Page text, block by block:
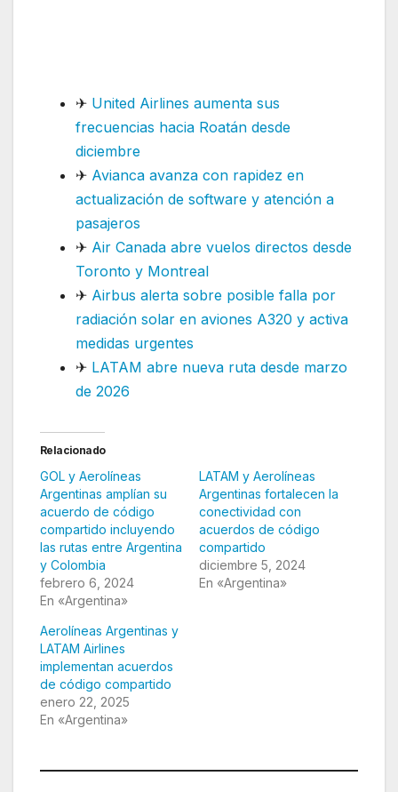
✈ United Airlines aumenta sus
frecuencias hacia Roatán desde
diciembre
✈ Avianca avanza con rapidez en
actualización de software y atención a
pasajeros
✈ Air Canada abre vuelos directos desde
Toronto y Montreal
✈ Airbus alerta sobre posible falla por
radiación solar en aviones A320 y activa
medidas urgentes
✈ LATAM abre nueva ruta desde marzo
de 2026
Relacionado
GOL y Aerolíneas
Argentinas amplían su
acuerdo de código
compartido incluyendo
las rutas entre Argentina
y Colombia
febrero 6, 2024
En «Argentina»
LATAM y Aerolíneas
Argentinas fortalecen la
conectividad con
acuerdos de código
compartido
diciembre 5, 2024
En «Argentina»
Aerolíneas Argentinas y
LATAM Airlines
implementan acuerdos
de código compartido
enero 22, 2025
En «Argentina»